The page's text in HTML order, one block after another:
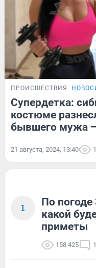
ПРОИСШЕСТВИЯ
Супердетка:
костюме
бывшего мужа
21 августа, 2024, 13:40
1
По
какой
приметы
158 425